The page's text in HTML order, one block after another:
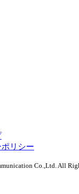
リシー
Co.,Ltd. All